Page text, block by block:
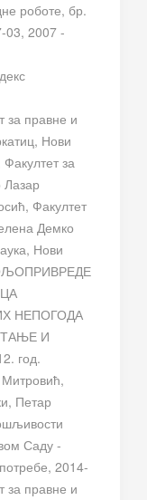
роботе, бр.
03, 2007 -
за правне и
Нови
за
Лазар
Факултет
Демко
Нови
НЕПОГОДА
И
год.
Петар
Саду -
2014-
за правне и